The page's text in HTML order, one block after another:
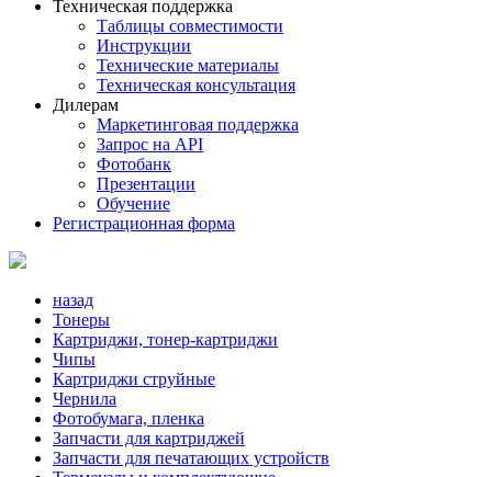
Техническая поддержка
Таблицы совместимости
Инструкции
Технические материалы
Техническая консультация
Дилерам
Маркетинговая поддержка
Запрос на API
Фотобанк
Презентации
Обучение
Регистрационная форма
назад
Тонеры
Картриджи, тонер-картриджи
Чипы
Картриджи струйные
Чернила
Фотобумага, пленка
Запчасти для картриджей
Запчасти для печатающих устройств